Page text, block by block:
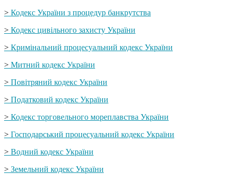
> Кодекс України з процедур банкрутства
> Кодекс цивільного захисту України
> Кримінальний процесуальний кодекс України
> Митний кодекс України
> Повітряний кодекс України
> Податковий кодекс України
> Кодекс торговельного мореплавства України
> Господарський процесуальний кодекс України
> Водний кодекс України
> Земельний кодекс України